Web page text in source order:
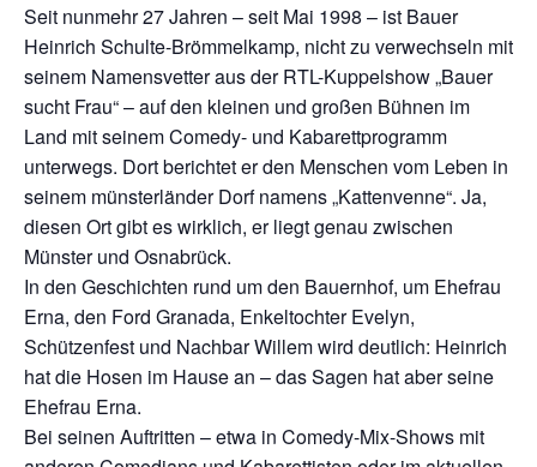
Seit nunmehr 27 Jahren – seit Mai 1998 – ist Bauer
Heinrich Schulte-Brömmelkamp, nicht zu verwechseln mit
seinem Namensvetter aus der RTL-Kuppelshow „Bauer
sucht Frau“ – auf den kleinen und großen Bühnen im
Land mit seinem Comedy- und Kabarettprogramm
unterwegs. Dort berichtet er den Menschen vom Leben in
seinem münsterländer Dorf namens „Kattenvenne“. Ja,
diesen Ort gibt es wirklich, er liegt genau zwischen
Münster und Osnabrück.
In den Geschichten rund um den Bauernhof, um Ehefrau
Erna, den Ford Granada, Enkeltochter Evelyn,
Schützenfest und Nachbar Willem wird deutlich: Heinrich
hat die Hosen im Hause an – das Sagen hat aber seine
Ehefrau Erna.
Bei seinen Auftritten – etwa in Comedy-Mix-Shows mit